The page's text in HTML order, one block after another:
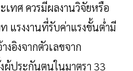
ทศ ควรมีผลงานวิจัยหรือ
แรงงานที่รับค่าแรงขั้นต่ำมี
งอิงจากตัวเลขจาก
ผู้ประกันตนในมาตรา 33